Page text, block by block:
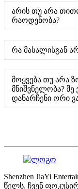
არის თუ არა
რაოდენობა?
რა მასალისგან
მოყვება თუ არა
მნიშვნელობა?
დანარჩენი ორი
Shenzhen JiaYi
წელს. ჩვენ